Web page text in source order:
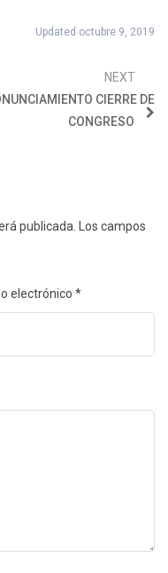
Updated octubre 9, 2019
NEXT
CIERRE DE
CONGRESO
publicada.
Los campos
electrónico *